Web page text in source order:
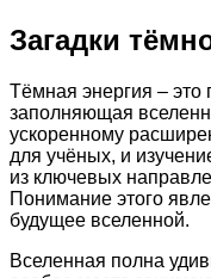
Загадки
Тёмная энергия – это
заполняющая
ускоренному
для учёных, и
из ключевых
Понимание этого
будущее вселенной.
Вселенная полна